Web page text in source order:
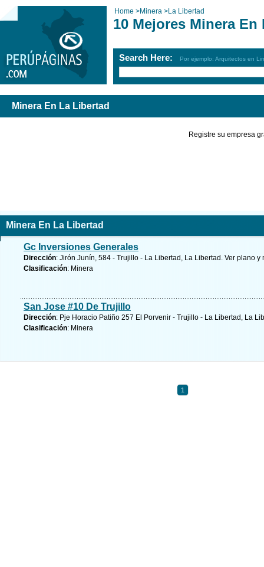
Home >Minera >La Libertad
10 Mejores Minera En
Search Here: Por ejemplo: Arquitectos en
Minera En La Libertad
Registre su empresa
Minera En La Libertad
Gc Inversiones Generales
Dirección: Jirón Junín, 584 - Trujillo - La Libertad, La Libertad. Ver plano y
Clasificación: Minera
San Jose #10 De Trujillo
Dirección: Pje Horacio Patiño 257 El Porvenir - Trujillo - La Libertad, La
Clasificación: Minera
1